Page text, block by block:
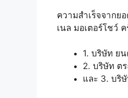
ความสำเร็จจากย
เนล มอเตอร์โชว์
1. บริษัท ย
2. บริษัท ต
และ 3. บริ